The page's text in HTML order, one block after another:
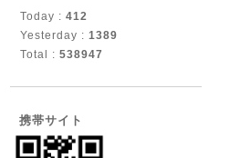
Today : 412
Yesterday : 1389
Total : 538947
携帯サイト